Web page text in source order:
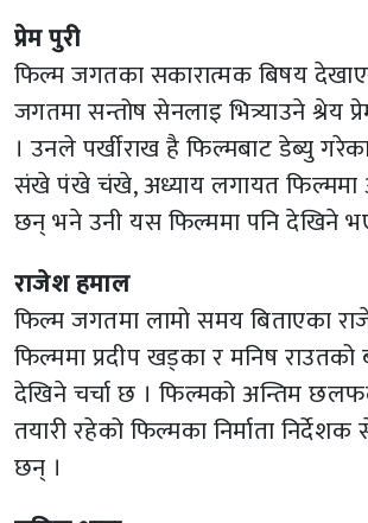
प्रेम पुरी
फिल्म जगतका सकारात्मक बिषय
जगतमा सन्तोष सेनलाइ भित्र्याउने श्रेय
। उनले पर्खीराख है फिल्मबाट डेब्यु
संखे पंखे चंखे, अध्याय लगायत फिल्ममा
छन् भने उनी यस फिल्ममा पनि देखिने
राजेश हमाल
फिल्म जगतमा लामो समय बिताएका
फिल्ममा प्रदीप खड्का र मनिष राउतको
देखिने चर्चा छ । फिल्मको अन्तिम
तयारी रहेको फिल्मका निर्माता
छन् ।